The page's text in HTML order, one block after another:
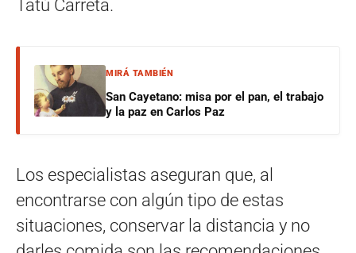
Tatú Carreta.
MIRÁ TAMBIÉN
San Cayetano: misa por el pan, el trabajo
y la paz en Carlos Paz
Los especialistas aseguran que, al
encontrarse con algún tipo de estas
situaciones, conservar la distancia y no